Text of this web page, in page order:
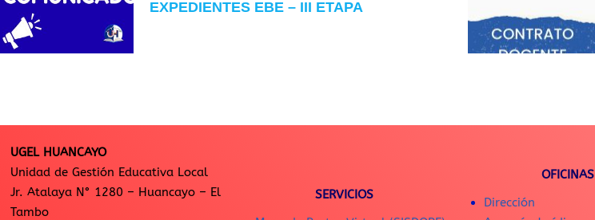
EXPEDIENTES EBE – III ETAPA
UGEL HUANCAYO
Unidad de Gestión Educativa Local
Jr. Atalaya N° 1280 – Huancayo – El
Tambo
SERVICIOS
OFICINAS
Dirección